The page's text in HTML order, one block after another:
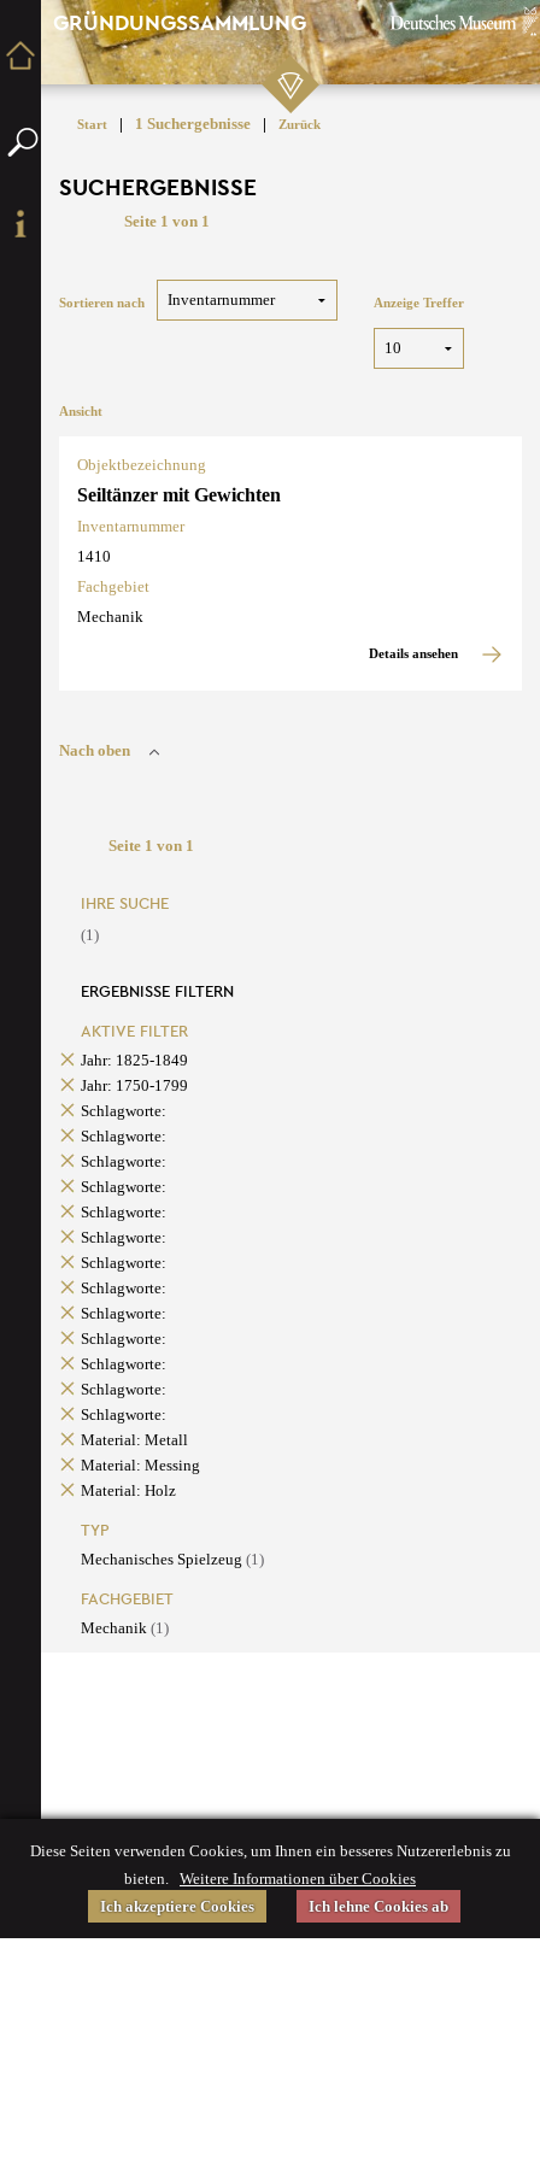
GRÜNDUNGSSAMMLUNG
Start | 1 Suchergebnisse | Zurück
SUCHERGEBNISSE
Seite 1 von 1
Sortieren nach Anzeige Treffer
Ansicht
Objektbezeichnung
Seiltänzer mit Gewichten
Inventarnummer
1410
Fachgebiet
Mechanik
Details ansehen
Nach oben
Seite 1 von 1
IHRE SUCHE
(1)
ERGEBNISSE FILTERN
AKTIVE FILTER
Jahr: 1825-1849
Jahr: 1750-1799
Schlagworte:
Schlagworte:
Schlagworte:
Schlagworte:
Schlagworte:
Schlagworte:
Schlagworte:
Schlagworte:
Schlagworte:
Schlagworte:
Schlagworte:
Schlagworte:
Schlagworte:
Material: Metall
Material: Messing
Material: Holz
TYP
Mechanisches Spielzeug (1)
FACHGEBIET
Mechanik (1)
Diese Seiten verwenden Cookies, um Ihnen ein besseres Nutzererlebnis zu
bieten. Weitere Informationen über Cookies
Ich akzeptiere Cookies
Ich lehne Cookies ab